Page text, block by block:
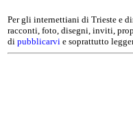
Per gli internettiani di Trieste e
racconti, foto, disegni, inviti,
di pubblicarvi e soprattutto